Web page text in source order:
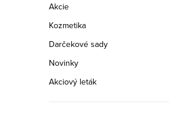
Akcie
Kozmetika
Darčekové sady
Novinky
Akciový leták